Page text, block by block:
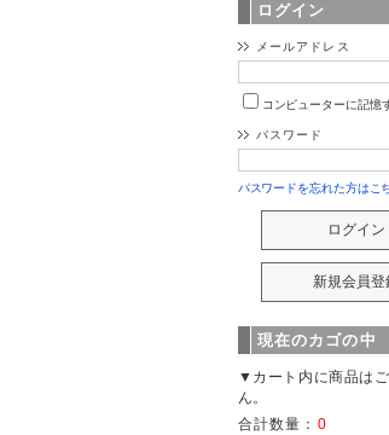
ログイン
メールアドレス
コンピューターに記憶
パスワード
パスワードを忘れた方はこ
現在のカゴの中
▼カート内に商品は
ん。
合計数量： 0